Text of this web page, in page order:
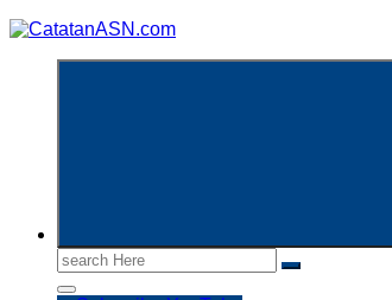
Search
for: